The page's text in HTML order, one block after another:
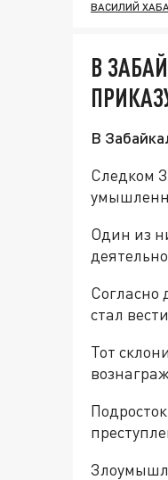
ВАСИЛИЙ
В
В
Следком
Один из
Согласно
стал
Тот